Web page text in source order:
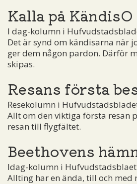
Kalla på KändisO
I dag-kolumn i
Det är synd om kändisarna när
ger dem någon pardon. Därför
skipas.
Resans första
Resekolumn i
Allt om den viktiga första resan
resan till flygfältet.
Beethovens
Idag-kolumn i
Allting har en ända, till och med